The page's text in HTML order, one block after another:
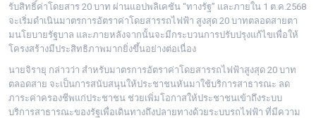
รับสิทธิ์ค่าโดยสาร 20 บาท ผ่านแอปพลิเคชัน “ทางรัฐ” และภายใน 1 ต.ค.2568
จะเริ่มดำเนินมาตรการอัตราค่าโดยสารรถไฟฟ้า สูงสุด 20 บาทตลอดสายตา
มนโยบายรัฐบาล และภายหลังจากนั้นจะมีกระบวนการปรับปรุงแก้ไขเพื่อให้
โครงสร้างมีประสิทธิภาพมากยิ่งขึ้นอย่างต่อเนื่อง
นายจิรายุ กล่าวว่า สำหรับมาตรการอัตราค่าโดยสารรถไฟฟ้าสูงสุด 20 บาท
ตลอดสาย จะเป็นการสนับสนุนให้ประชาชนหันมาใช้บริการสาธารณะ ลด
ภาระค่าครองชีพแก่ประชาชน ช่วยเพิ่มโอกาสให้ประชาชนเข้าถึงระบบ
บริการสาธารณะของรัฐเพื่อเดินทางถึงปลายทางด้วยระบบรถไฟฟ้า ที่มีความ